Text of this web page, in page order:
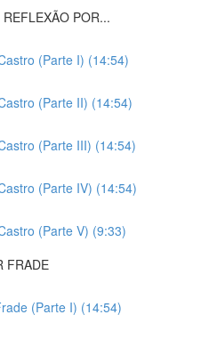
POR...
(Parte I) (14:54)
(Parte II) (14:54)
(Parte III) (14:54)
(Parte IV) (14:54)
(Parte V) (9:33)
FRADE
(Parte I) (14:54)